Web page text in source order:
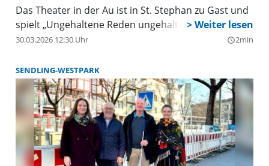
Das Theater in der Au ist in St. Stephan zu Gast und
spielt „Ungehaltene Reden ungehaltener Frauen“ .
30.03.2026 12:30 Uhr query_builder2min
SENDLING-WESTPARK